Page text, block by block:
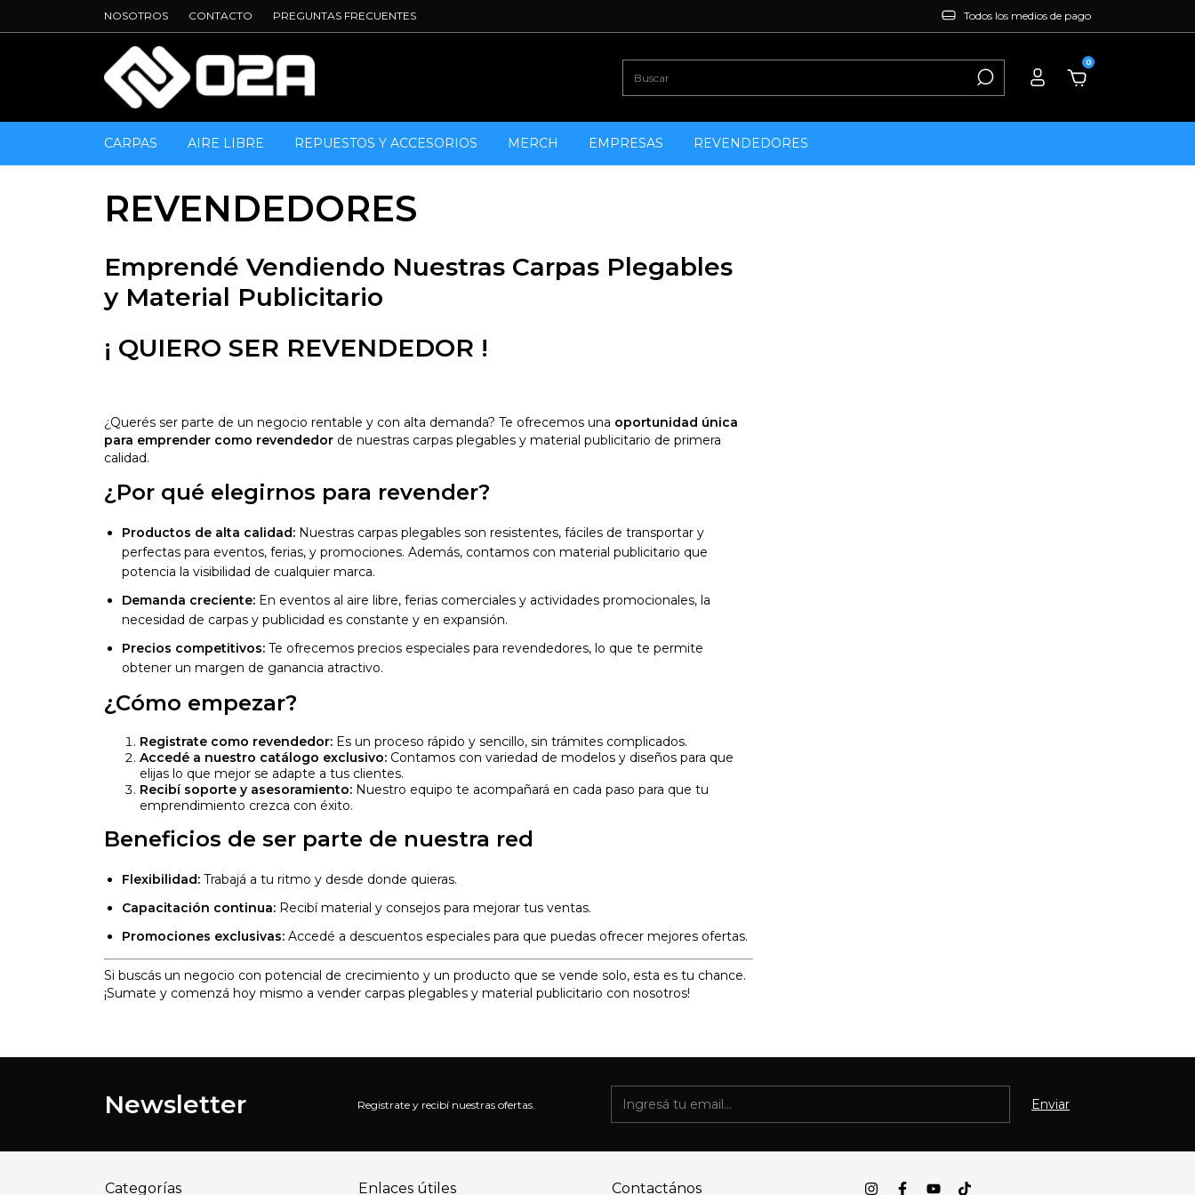
NOSOTROS CONTACTO PREGUNTAS FRECUENTES Todos los medios de pago
0
CARPAS AIRE LIBRE REPUESTOS Y ACCESORIOS MERCH EMPRESAS REVENDEDORES
REVENDEDORES
Emprendé Vendiendo Nuestras Carpas Plegables
y Material Publicitario
¡ QUIERO SER REVENDEDOR !
¿Querés ser parte de un negocio rentable y con alta demanda? Te ofrecemos una oportunidad única
para emprender como revendedor de nuestras carpas plegables y material publicitario de primera
calidad.
¿Por qué elegirnos para revender?
Productos de alta calidad: Nuestras carpas plegables son resistentes, fáciles de transportar y
perfectas para eventos, ferias, y promociones. Además, contamos con material publicitario que
potencia la visibilidad de cualquier marca.
Demanda creciente: En eventos al aire libre, ferias comerciales y actividades promocionales, la
necesidad de carpas y publicidad es constante y en expansión.
Precios competitivos: Te ofrecemos precios especiales para revendedores, lo que te permite
obtener un margen de ganancia atractivo.
¿Cómo empezar?
Registrate como revendedor: Es un proceso rápido y sencillo, sin trámites complicados.
Accedé a nuestro catálogo exclusivo: Contamos con variedad de modelos y diseños para que
elijas lo que mejor se adapte a tus clientes.
Recibí soporte y asesoramiento: Nuestro equipo te acompañará en cada paso para que tu
emprendimiento crezca con éxito.
Beneficios de ser parte de nuestra red
Flexibilidad: Trabajá a tu ritmo y desde donde quieras.
Capacitación continua: Recibí material y consejos para mejorar tus ventas.
Promociones exclusivas: Accedé a descuentos especiales para que puedas ofrecer mejores ofertas.
Si buscás un negocio con potencial de crecimiento y un producto que se vende solo, esta es tu chance.
¡Sumate y comenzá hoy mismo a vender carpas plegables y material publicitario con nosotros!
Newsletter Registrate y recibí nuestras ofertas.
Categorías Enlaces útiles Contactános